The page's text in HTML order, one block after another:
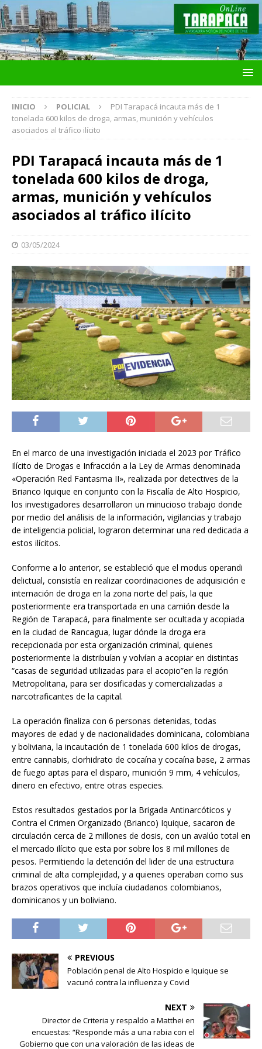
INICIO POLICIAL
PDI Tarapacá incauta más de 1
tonelada 600 kilos de droga, armas, munición y vehículos
asociados al tráfico ilícito
PDI Tarapacá incauta más de 1
tonelada 600 kilos de droga,
armas, munición y vehículos
asociados al tráfico ilícito
03/05/2024
En el marco de una investigación iniciada el 2023 por Tráfico
Ilícito de Drogas e Infracción a la Ley de Armas denominada
«Operación Red Fantasma II», realizada por detectives de la
Brianco Iquique en conjunto con la Fiscalía de Alto Hospicio,
los investigadores desarrollaron un minucioso trabajo donde
por medio del análisis de la información, vigilancias y trabajo
de inteligencia policial, lograron determinar una red dedicada a
estos ilícitos.
Conforme a lo anterior, se estableció que el modus operandi
delictual, consistía en realizar coordinaciones de adquisición e
internación de droga en la zona norte del país, la que
posteriormente era transportada en una camión desde la
Región de Tarapacá, para finalmente ser ocultada y acopiada
en la ciudad de Rancagua, lugar dónde la droga era
recepcionada por esta organización criminal, quienes
posteriormente la distribuían y volvían a acopiar en distintas
“casas de seguridad utilizadas para el acopio”en la región
Metropolitana, para ser dosificadas y comercializadas a
narcotraficantes de la capital.
La operación finaliza con 6 personas detenidas, todas
mayores de edad y de nacionalidades dominicana, colombiana
y boliviana, la incautación de 1 tonelada 600 kilos de drogas,
entre cannabis, clorhidrato de cocaína y cocaína base, 2 armas
de fuego aptas para el disparo, munición 9 mm, 4 vehículos,
dinero en efectivo, entre otras especies.
Estos resultados gestados por la Brigada Antinarcóticos y
Contra el Crimen Organizado (Brianco) Iquique, sacaron de
circulación cerca de 2 millones de dosis, con un avalúo total en
el mercado ilícito que esta por sobre los 8 mil millones de
pesos. Permitiendo la detención del lider de una estructura
criminal de alta complejidad, y a quienes operaban como sus
brazos operativos que incluía ciudadanos colombianos,
dominicanos y un boliviano.
PREVIOUS
Población penal de Alto Hospicio e Iquique se
vacunó contra la influenza y Covid
NEXT
Director de Criteria y respaldo a Matthei en
encuestas: “Responde más a una rabia con el
Gobierno que con una valoración de las ideas de